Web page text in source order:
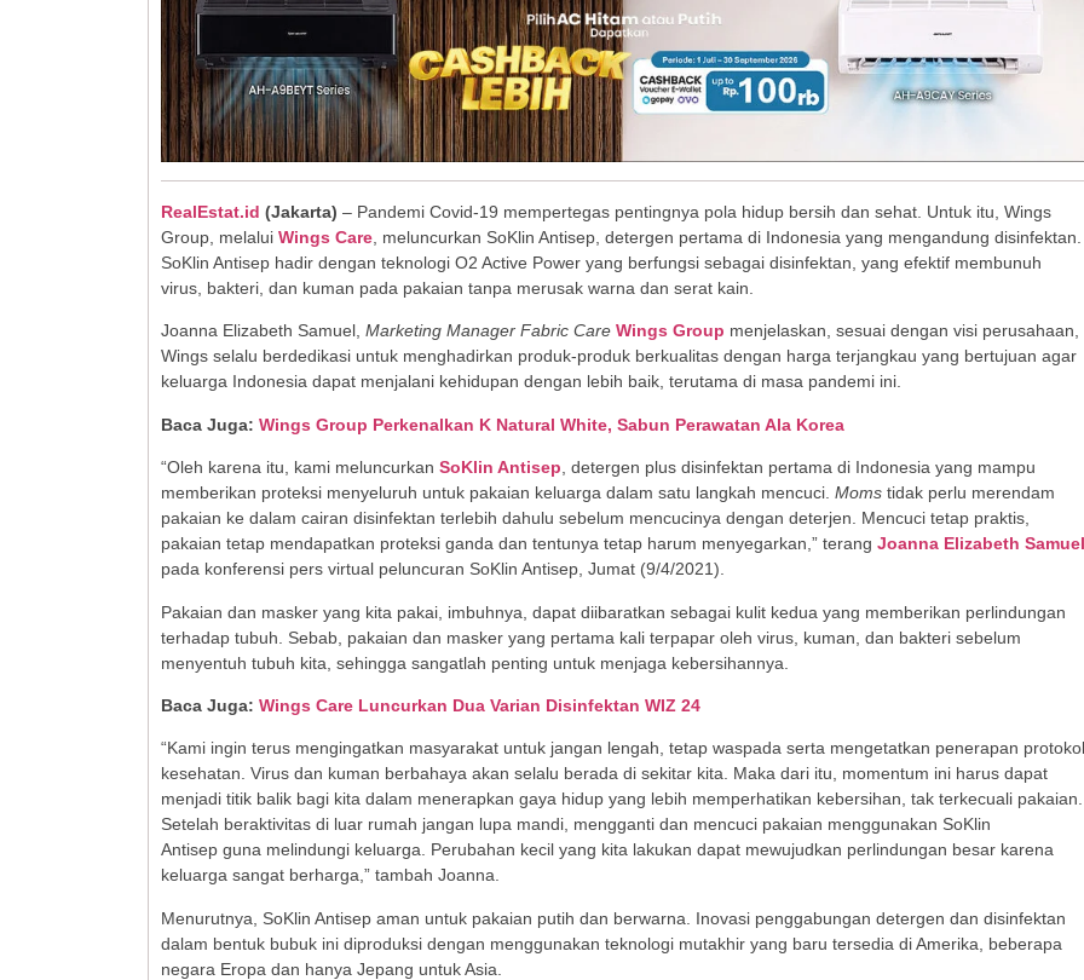
RealEstat.id (Jakarta) – Pandemi Covid-19 mempertegas pentingnya pola hidup bersih dan sehat. Untuk itu, Wings
Group, melalui Wings Care , meluncurkan SoKlin Antisep, detergen pertama di Indonesia yang mengandung disinfektan.
SoKlin Antisep hadir dengan teknologi O2 Active Power yang berfungsi sebagai disinfektan, yang efektif membunuh
virus, bakteri, dan kuman pada pakaian tanpa merusak warna dan serat kain.
Joanna Elizabeth Samuel, Marketing Manager Fabric Care Wings Group menjelaskan, sesuai dengan visi perusahaan,
Wings selalu berdedikasi untuk menghadirkan produk-produk berkualitas dengan harga terjangkau yang bertujuan agar
keluarga Indonesia dapat menjalani kehidupan dengan lebih baik, terutama di masa pandemi ini.
Baca Juga: Wings Group Perkenalkan K Natural White, Sabun Perawatan Ala Korea
“Oleh karena itu, kami meluncurkan SoKlin Antisep , detergen plus disinfektan pertama di Indonesia yang mampu
memberikan proteksi menyeluruh untuk pakaian keluarga dalam satu langkah mencuci. Moms tidak perlu merendam
pakaian ke dalam cairan disinfektan terlebih dahulu sebelum mencucinya dengan deterjen. Mencuci tetap praktis,
pakaian tetap mendapatkan proteksi ganda dan tentunya tetap harum menyegarkan,” terang Joanna Elizabeth Samuel
pada konferensi pers virtual peluncuran SoKlin Antisep, Jumat (9/4/2021).
Pakaian dan masker yang kita pakai, imbuhnya, dapat diibaratkan sebagai kulit kedua yang memberikan perlindungan
terhadap tubuh. Sebab, pakaian dan masker yang pertama kali terpapar oleh virus, kuman, dan bakteri sebelum
menyentuh tubuh kita, sehingga sangatlah penting untuk menjaga kebersihannya.
Baca Juga: Wings Care Luncurkan Dua Varian Disinfektan WIZ 24
“Kami ingin terus mengingatkan masyarakat untuk jangan lengah, tetap waspada serta mengetatkan penerapan protokol
kesehatan. Virus dan kuman berbahaya akan selalu berada di sekitar kita. Maka dari itu, momentum ini harus dapat
menjadi titik balik bagi kita dalam menerapkan gaya hidup yang lebih memperhatikan kebersihan, tak terkecuali pakaian.
Setelah beraktivitas di luar rumah jangan lupa mandi, mengganti dan mencuci pakaian menggunakan SoKlin
Antisep guna melindungi keluarga. Perubahan kecil yang kita lakukan dapat mewujudkan perlindungan besar karena
keluarga sangat berharga,” tambah Joanna.
Menurutnya, SoKlin Antisep aman untuk pakaian putih dan berwarna. Inovasi penggabungan detergen dan disinfektan
dalam bentuk bubuk ini diproduksi dengan menggunakan teknologi mutakhir yang baru tersedia di Amerika, beberapa
negara Eropa dan hanya Jepang untuk Asia.